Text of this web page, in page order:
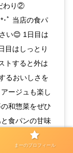
わり②
･ﾟ 当店の食パ
い😊 1日目は
目はしっとり
トすると外は
るおいしさを
ージュも楽し
和惣菜をぜひ
食パンの甘味
います！ 柚子
さい💁‍♀️ #銀座
まーのプロフィール